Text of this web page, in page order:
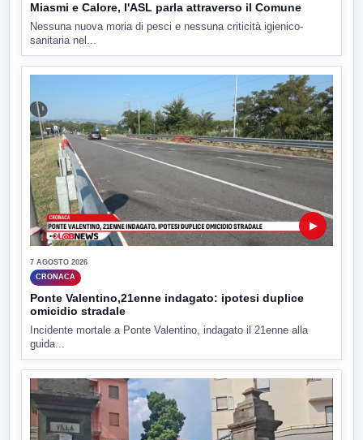
Miasmi e Calore, l'ASL parla attraverso il Comune
Nessuna nuova moria di pesci e nessuna criticità igienico-
sanitaria nel...
▶
7 AGOSTO 2026
CRONACA
Ponte Valentino,21enne indagato: ipotesi duplice
omicidio stradale
Incidente mortale a Ponte Valentino, indagato il 21enne alla
guida...